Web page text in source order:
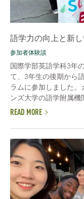
語学力の向上と新
参加者体験談
国際学部英語学科3年
て、3年生の後期から
ラムに参加しました。
ンズ大学の語学附属機
READ MORE